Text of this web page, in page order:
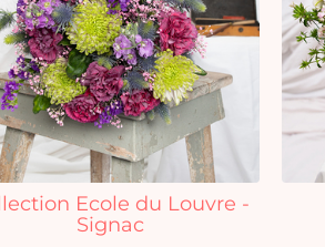
Ecole du Louvre -
Signac